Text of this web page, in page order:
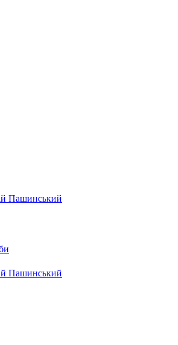
Пашинський
Пашинський